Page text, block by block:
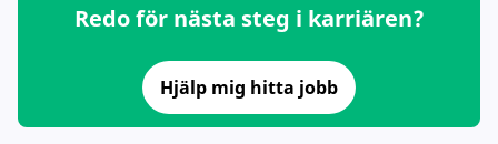
Redo för nästa steg i karriären?
Hjälp mig hitta jobb